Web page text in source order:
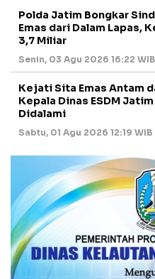
Polda Jatim Bongkar
Emas dari Dalam Lapas,
3,7 Miliar
Senin, 03 Agu 2026 16:22 WIB
Kejati Sita Emas Antam
Kepala Dinas ESDM
Didalami
Sabtu, 01 Agu 2026 12:19 WIB